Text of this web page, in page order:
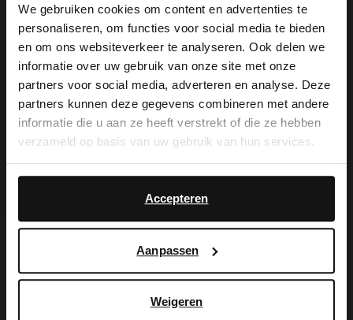
We gebruiken cookies om content en advertenties te
personaliseren, om functies voor social media te bieden
en om ons websiteverkeer te analyseren. Ook delen we
informatie over uw gebruik van onze site met onze
partners voor social media, adverteren en analyse. Deze
partners kunnen deze gegevens combineren met andere
informatie die u aan ze heeft verstrekt of die ze hebben
verzameld op basis van uw gebruik van hun services.
Accepteren
Aanpassen
Weigeren
Manfield
Beigefarbene Veloursleder-Boat shoes
129.99
90.99
Manfield
Schwarze Veloursleder-Loafer
119.99
×
View this website in English?
It looks like your language isn't Dutch. Would
you like to switch to English?
English